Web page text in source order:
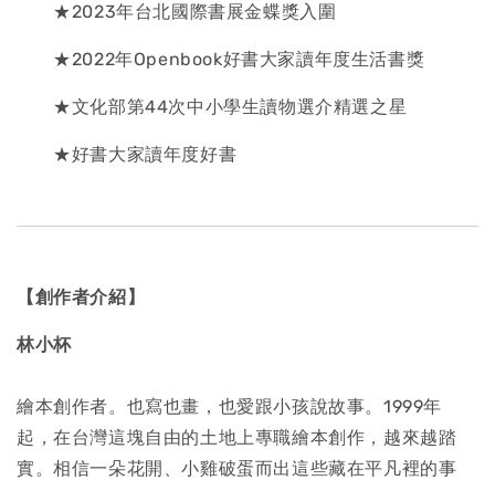
★2023年台北國際書展金蝶獎入圍
★2022年Openbook好書大家讀年度生活書獎
★文化部第44次中小學生讀物選介精選之星
★好書大家讀年度好書
【創作者介紹】
林小杯
繪本創作者。也寫也畫，也愛跟小孩說故事。1999年
起，在台灣這塊自由的土地上專職繪本創作，越來越踏
實。相信一朵花開、小雞破蛋而出這些藏在平凡裡的事